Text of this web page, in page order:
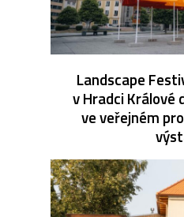
Landscape
v Hradci Králové
ve veřejném